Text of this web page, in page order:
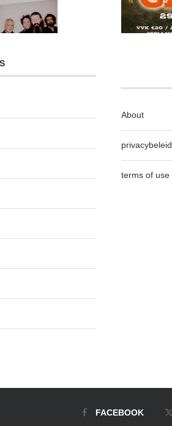
About
privacybeleid
terms of use
FACEBOOK